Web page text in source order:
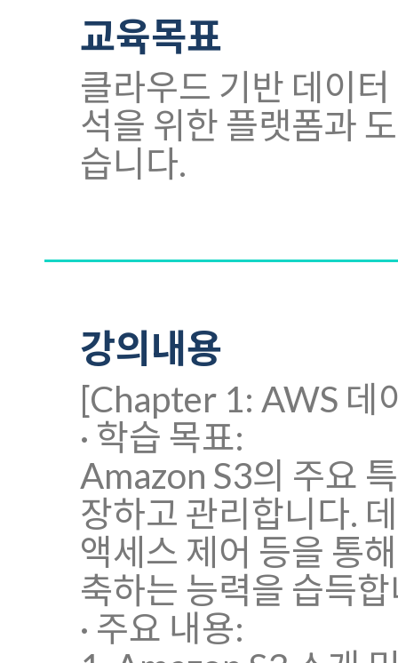
교육목표
클라우드 기반 데이
석을 위한 플랫폼과
습니다.
강의내용
[Chapter 1: AWS 데
· 학습 목표:
Amazon S3의 주요
장하고 관리합니다.
액세스 제어 등을 통
축하는 능력을 습득
· 주요 내용: